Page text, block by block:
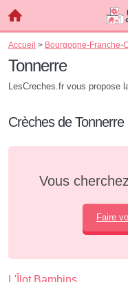
Accueil > Bourgogne-Franche-
Tonnerre
LesCreches.fr vous propose
Crèches de Tonnerre
Vous
Faire
L'Îlot Bambins